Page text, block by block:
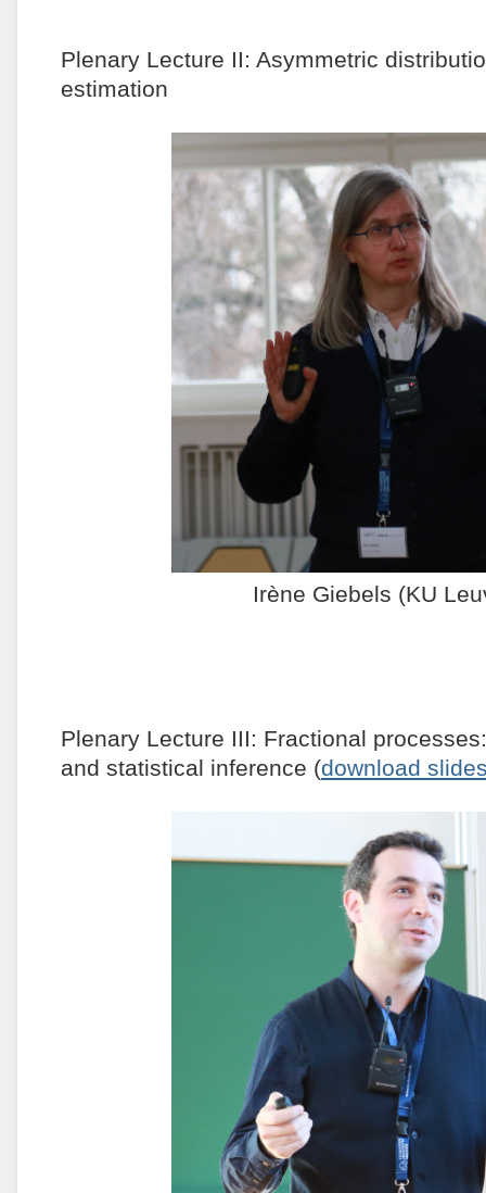
Plenary Lecture II: Asymmetric
estimation
Irène Giebels (KU
Plenary Lecture III: Fractional
and statistical inference (download